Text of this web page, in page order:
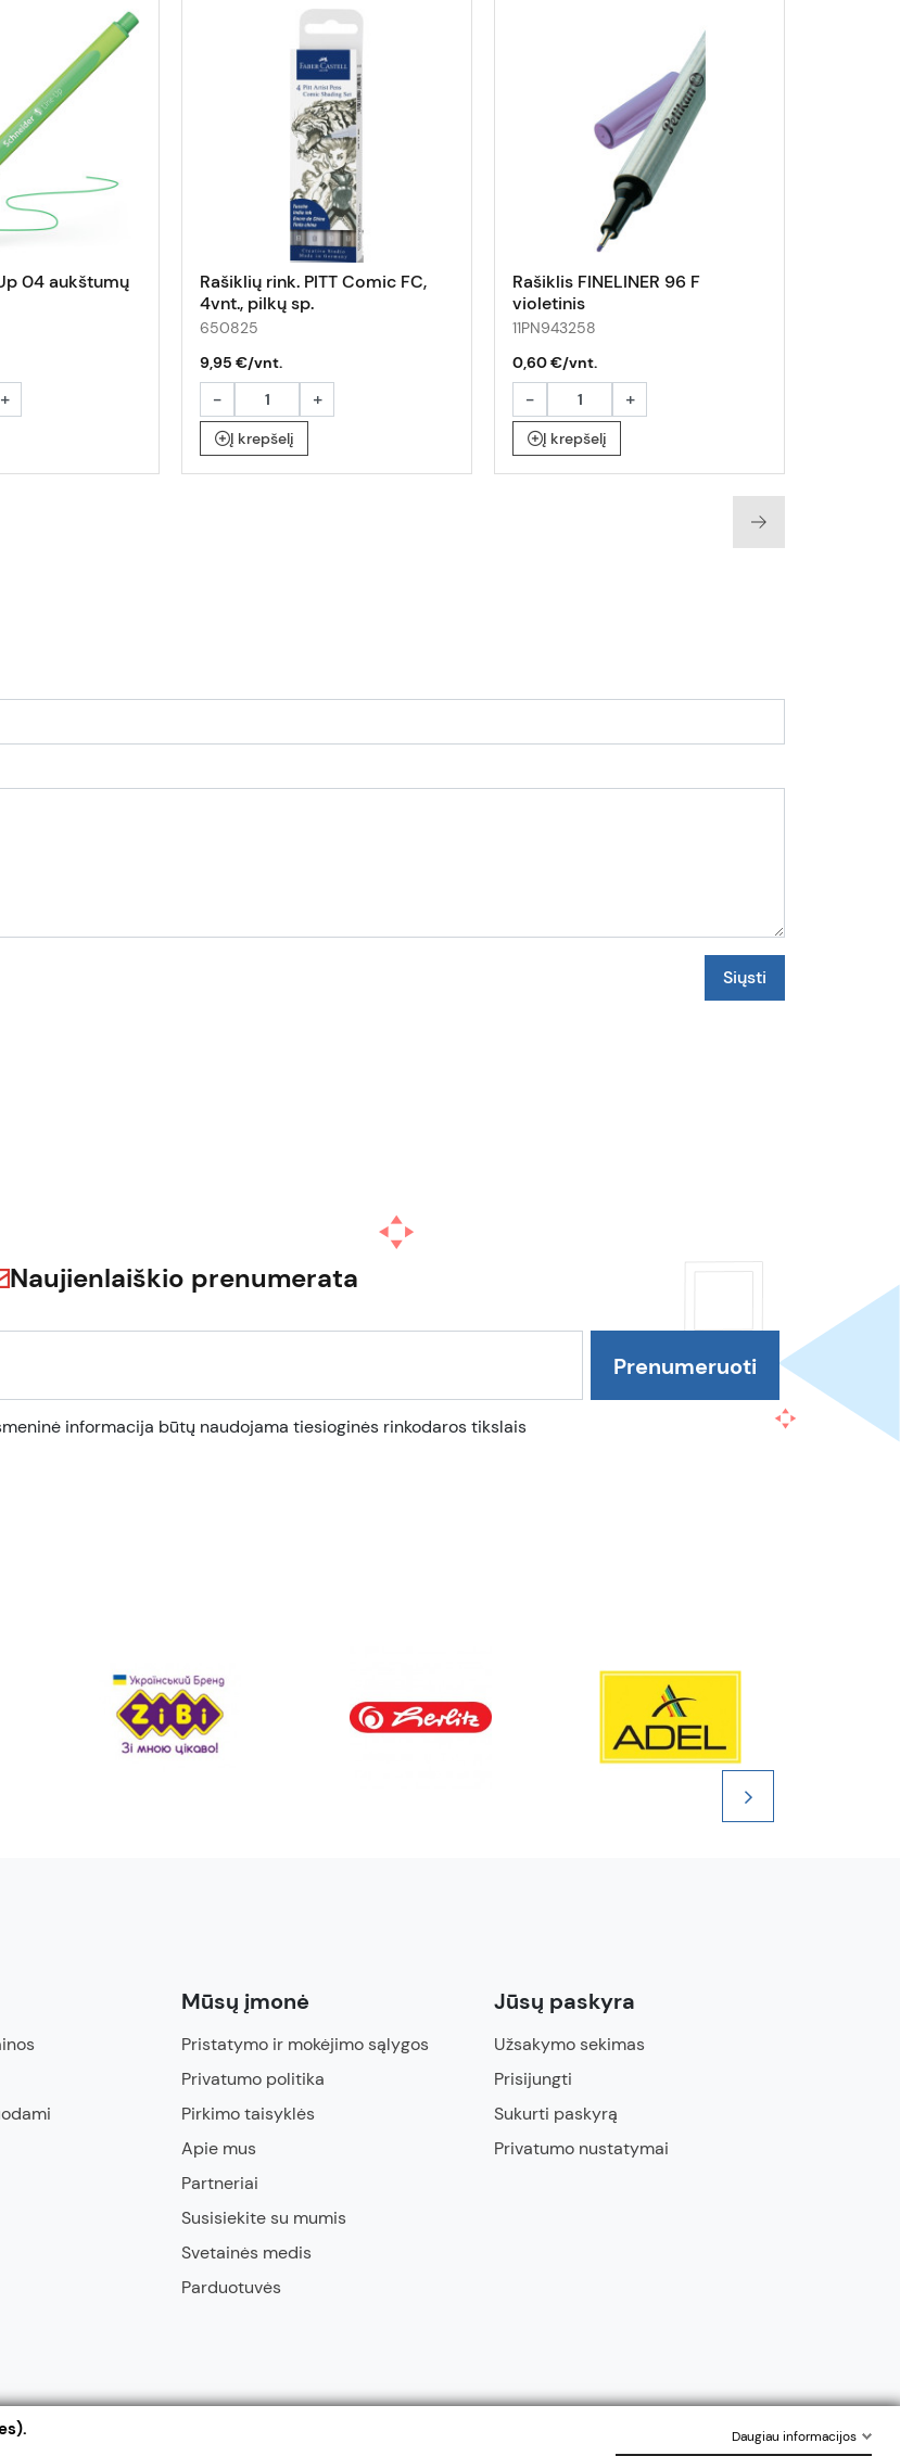
04 aukštumų
+
Rašiklių rink. PITT Comic FC,
4vnt., pilkų sp.
650825
9,95 €/vnt.
- +
Į krepšelį
Rašiklis FINELINER 96 F
violetinis
11PN943258
0,60 €/vnt.
- +
Į krepšelį
Naujienlaiškio prenumerata
informacija būtų naudojama tiesioginės rinkodaros tikslais
Mūsų įmonė
Pristatymo ir mokėjimo sąlygos
Privatumo politika
Pirkimo taisyklės
Apie mus
Partneriai
Susisiekite su mumis
Svetainės medis
Parduotuvės
Jūsų paskyra
Užsakymo sekimas
Prisijungti
Sukurti paskyrą
Privatumo nustatymai
Daugiau informacijos